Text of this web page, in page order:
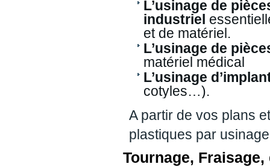
L’usinage de
industriel
et de matériel.
L’usinage de
matériel médical
L’usinage
cotyles…).
A partir de vos plans
plastiques par
Tournage,